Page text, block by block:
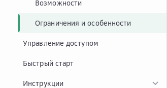
Возможности
Ограничения и особенности
Управление доступом
Быстрый старт
Инструкции